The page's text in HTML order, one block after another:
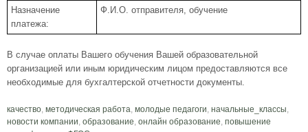
Назначение
платежа:
Ф.И.О. отправителя, обучение
В случае оплаты Вашего обучения Вашей образовательной
организацией или иным юридическим лицом предоставляются все
необходимые для бухгалтерской отчетности документы.
качество, методическая работа, молодые педагоги, начальные_классы,
новости компании, образование, онлайн образование, повышение